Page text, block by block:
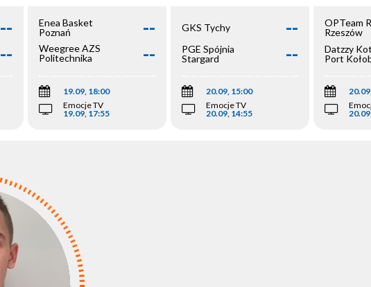
--
--
Enea Basket
Poznań
--
Weegree AZS
Politechnika
--
19.09, 18:00
Emocje TV
19.09, 17:55
GKS Tychy --
PGE Spójnia
Stargard
--
20.09, 15:00
Emocje TV
20.09, 14:55
OPTeam
Rzeszów
Datzzy
Port